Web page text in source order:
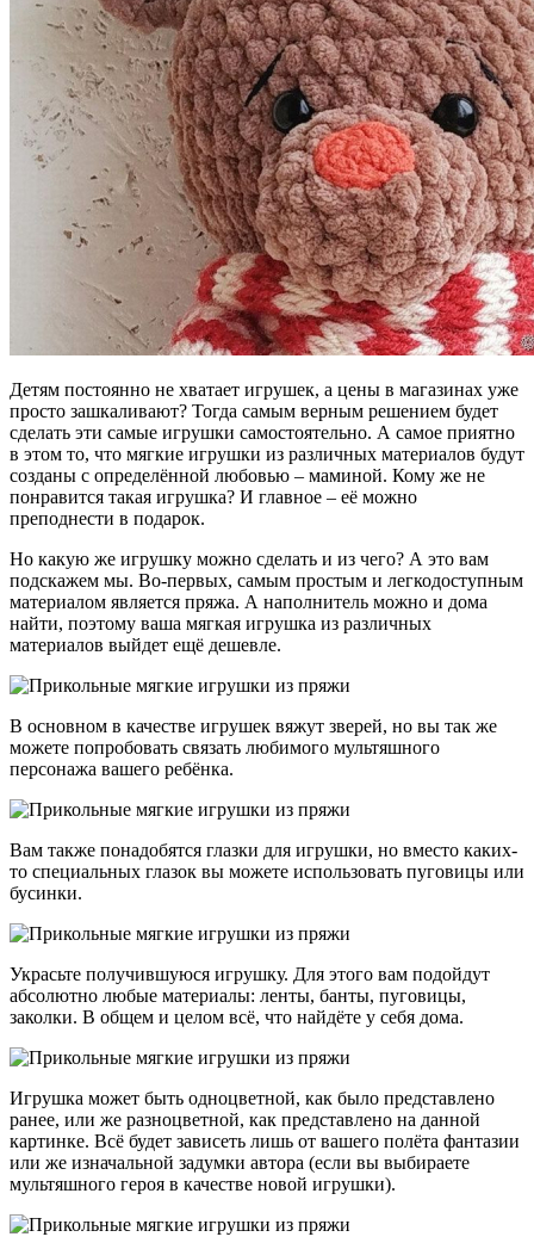
Детям постоянно не хватает игрушек, а цены в магазинах уже
просто зашкаливают? Тогда самым верным решением будет
сделать эти самые игрушки самостоятельно. А самое приятно
в этом то, что мягкие игрушки из различных материалов будут
созданы с определённой любовью – маминой. Кому же не
понравится такая игрушка? И главное – её можно
преподнести в подарок.
Но какую же игрушку можно сделать и из чего? А это вам
подскажем мы. Во-первых, самым простым и легкодоступным
материалом является пряжа. А наполнитель можно и дома
найти, поэтому ваша мягкая игрушка из различных
материалов выйдет ещё дешевле.
В основном в качестве игрушек вяжут зверей, но вы так же
можете попробовать связать любимого мультяшного
персонажа вашего ребёнка.
Вам также понадобятся глазки для игрушки, но вместо каких-
то специальных глазок вы можете использовать пуговицы или
бусинки.
Украсьте получившуюся игрушку. Для этого вам подойдут
абсолютно любые материалы: ленты, банты, пуговицы,
заколки. В общем и целом всё, что найдёте у себя дома.
Игрушка может быть одноцветной, как было представлено
ранее, или же разноцветной, как представлено на данной
картинке. Всё будет зависеть лишь от вашего полёта фантазии
или же изначальной задумки автора (если вы выбираете
мультяшного героя в качестве новой игрушки).